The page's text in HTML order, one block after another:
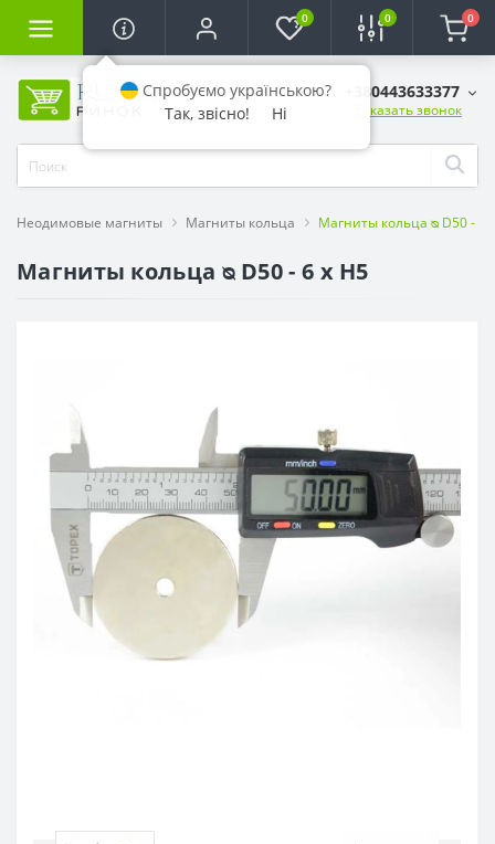
0 0 0
+380443633377
Заказать звонок
Неодимовые магниты Магниты кольца Магниты кольца ᴓ D50 - 6
Магниты кольца ᴓ D50 - 6 x H5
Спробуємо українською?
Так, звісно!
Ні